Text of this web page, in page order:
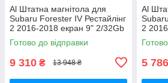
Al Штатна магнітола для
Subaru Forester IV Рестайлінг
2 2016-2018 екран 9" 2/32Gb
4G Wi-Fi GPS Top Android
Готово до відправки
9 310 ₴ 13 948 ₴
Al
2
Wi-Fi
5 786